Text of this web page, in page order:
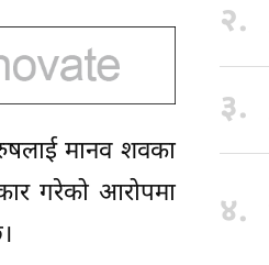
मानव शवका
गरेको आरोपमा
२.
३.
४.